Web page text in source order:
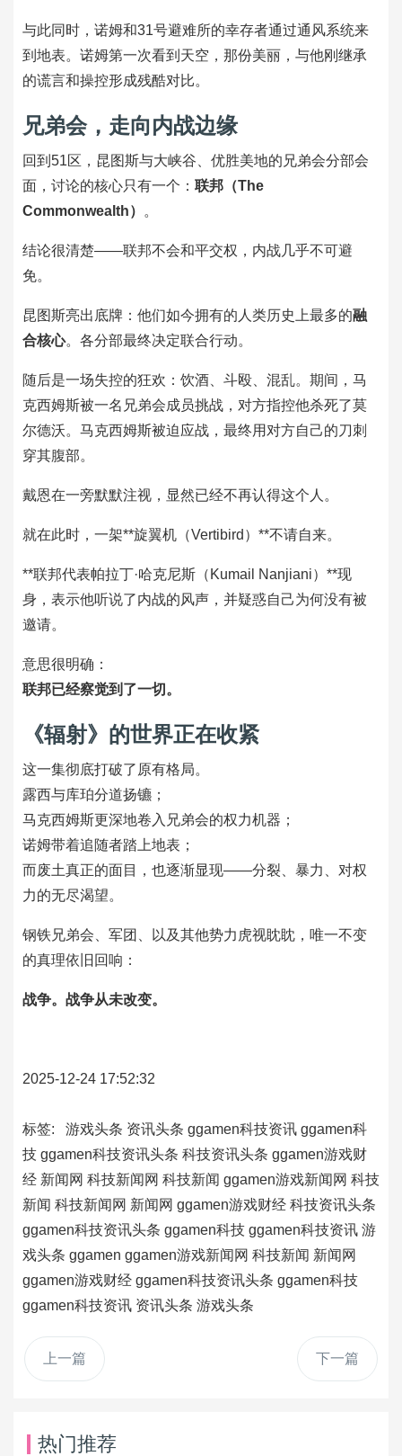
与此同时，诺姆和31号避难所的幸存者通过通风系统来
到地表。诺姆第一次看到天空，那份美丽，与他刚继承
的谎言和操控形成残酷对比。
兄弟会，走向内战边缘
回到51区，昆图斯与大峡谷、优胜美地的兄弟会分部会
面，讨论的核心只有一个： 联邦（The
Commonwealth）
。
结论很清楚——联邦不会和平交权，内战几乎不可避
免。
昆图斯亮出底牌：他们如今拥有的人类历史上最多的融
合核心。各分部最终决定联合行动。
随后是一场失控的狂欢：饮酒、斗殴、混乱。期间，马
克西姆斯被一名兄弟会成员挑战，对方指控他杀死了莫
尔德沃。马克西姆斯被迫应战，最终用对方自己的刀刺
穿其腹部。
戴恩在一旁默默注视，显然已经不再认得这个人。
就在此时，一架**旋翼机（Vertibird）**不请自来。
**联邦代表帕拉丁·哈克尼斯（Kumail Nanjiani）**现
身，表示他听说了内战的风声，并疑惑自己为何没有被
邀请。
意思很明确：
联邦已经察觉到了一切。
《辐射》的世界正在收紧
这一集彻底打破了原有格局。
露西与库珀分道扬镳；
马克西姆斯更深地卷入兄弟会的权力机器；
诺姆带着追随者踏上地表；
而废土真正的面目，也逐渐显现——分裂、暴力、对权
力的无尽渴望。
钢铁兄弟会、军团、以及其他势力虎视眈眈，唯一不变
的真理依旧回响：
战争。战争从未改变。
2025-12-24 17:52:32
标签: 游戏头条 资讯头条 ggamen科技资讯 ggamen科
技 ggamen科技资讯头条 科技资讯头条 ggamen游戏财
经 新闻网 科技新闻网 科技新闻 ggamen游戏新闻网 科技
新闻 科技新闻网 新闻网 ggamen游戏财经 科技资讯头条
ggamen科技资讯头条 ggamen科技 ggamen科技资讯 游
戏头条 ggamen ggamen游戏新闻网 科技新闻 新闻网
ggamen游戏财经 ggamen科技资讯头条 ggamen科技
ggamen科技资讯 资讯头条 游戏头条
上一篇 下一篇
热门推荐